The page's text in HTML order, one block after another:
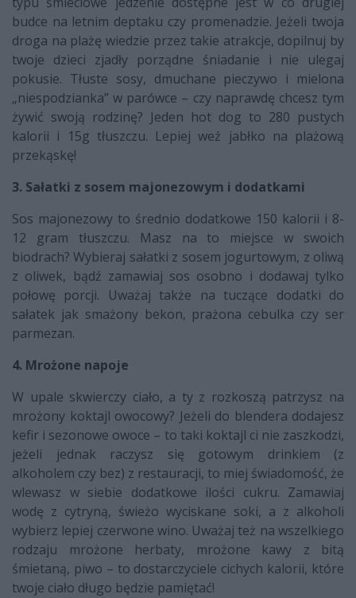
budce na letnim deptaku czy promenadzie. Jeżeli twoja
droga na plażę wiedzie przez takie atrakcje, dopilnuj by
twoje dzieci zjadły porządne śniadanie i nie ulegaj
pokusie. Tłuste sosy, dmuchane pieczywo i mielona
„niespodzianka” w parówce – czy naprawdę chcesz tym
żywić swoją rodzinę? Jeden hot dog to 280 pustych
kalorii i 15g tłuszczu. Lepiej weź jabłko na plażową
przekąskę!
3. Sałatki z sosem majonezowym i dodatkami
Sos majonezowy to średnio dodatkowe 150 kalorii i 8-
12 gram tłuszczu. Masz na to miejsce w swoich
biodrach? Wybieraj sałatki z sosem jogurtowym, z oliwą
z oliwek, bądź zamawiaj sos osobno i dodawaj tylko
połowę porcji. Uważaj także na tuczące dodatki do
sałatek jak smażony bekon, prażona cebulka czy ser
parmezan.
4. Mrożone napoje
W upale skwierczy ciało, a ty z rozkoszą patrzysz na
mrożony koktajl owocowy? Jeżeli do blendera dodajesz
kefir i sezonowe owoce – to taki koktajl ci nie zaszkodzi,
jeżeli jednak raczysz się gotowym drinkiem (z
alkoholem czy bez) z restauracji, to miej świadomość, że
wlewasz w siebie dodatkowe ilości cukru. Zamawiaj
wodę z cytryną, świeżo wyciskane soki, a z alkoholi
wybierz lepiej czerwone wino. Uważaj też na wszelkiego
rodzaju mrożone herbaty, mrożone kawy z bitą
śmietaną, piwo – to dostarczyciele cichych kalorii, które
twoje ciało długo będzie pamiętać!